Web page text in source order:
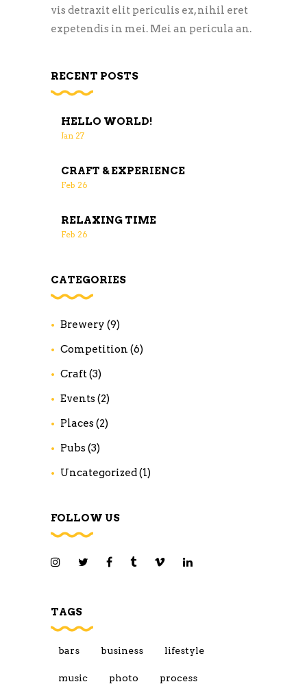
vis detraxit elit periculis ex, nihil eret
expetendis in mei. Mei an pericula an.
RECENT POSTS
HELLO WORLD!
Jan 27
CRAFT & EXPERIENCE
Feb 26
RELAXING TIME
Feb 26
CATEGORIES
Brewery (9)
Competition (6)
Craft(3)
Events(2)
Places(2)
Pubs(3)
Uncategorized(1)
FOLLOW US
TAGS
bars business lifestyle
music photo process